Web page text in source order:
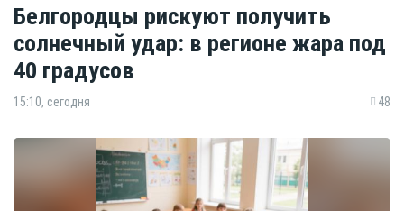
Белгородцы рискуют получить
солнечный удар: в регионе жара под
40 градусов
15:10, сегодня 48